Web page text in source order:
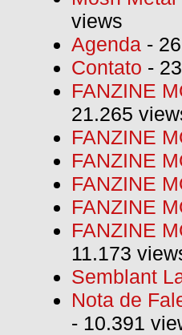
views
Agenda -
Contato -
FANZINE
21.265
FANZINE
FANZINE
FANZINE
FANZINE
FANZINE
11.173
Semblant
Nota de
- 10.391